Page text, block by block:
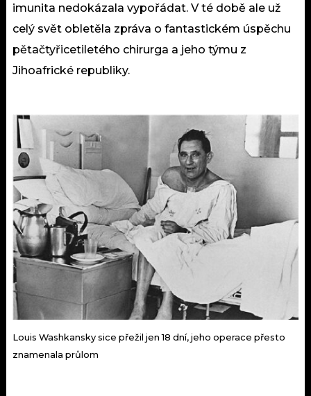
imunita nedokázala vypořádat. V té době ale už
celý svět obletěla zpráva o fantastickém úspěchu
pětačtyřicetiletého chirurga a jeho týmu z
Jihoafrické republiky.
Louis Washkansky sice přežil jen 18 dní, jeho operace přesto
znamenala průlom